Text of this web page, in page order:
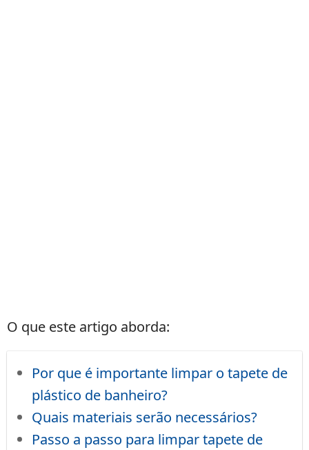
O que este artigo aborda:
Por que é importante limpar o tapete de
plástico de banheiro?
Quais materiais serão necessários?
Passo a passo para limpar tapete de